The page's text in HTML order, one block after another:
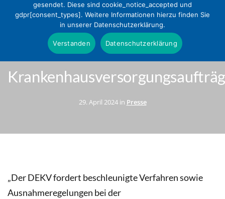
DEKV fordert beschleunigte
Weiterbildungsermächtigung
bei neuen
29. April 2024 in Presse
„Der DEKV fordert beschleunigte Verfahren sowie
Ausnahmeregelungen bei der
gesendet. Diese sind cookie_notice_accepted und
gdpr[consent_types]. Weitere Informationen hierzu finden Sie
in unserer Datenschutzerklärung.
Verstanden Datenschutzerklärung